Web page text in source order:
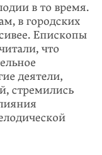
в то время.
в городских
Епископы
что
деятели,
стремились